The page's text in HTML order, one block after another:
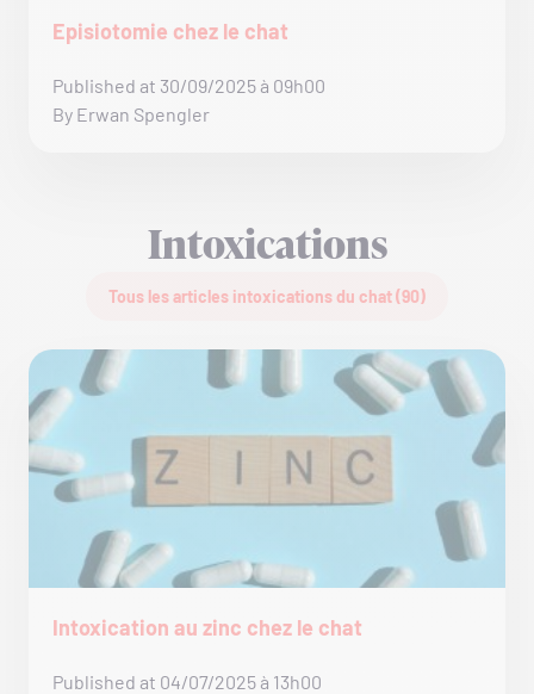
Episiotomie chez le chat
Published at 30/09/2025 à 09h00
By Erwan Spengler
Intoxications
Tous les articles intoxications du chat (90)
Intoxication au zinc chez le chat
Published at 04/07/2025 à 13h00